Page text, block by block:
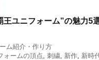
ユニフォーム”の魅力5
ム紹介・作り方
ォームの頂点, 刺繍, 新作, 新時